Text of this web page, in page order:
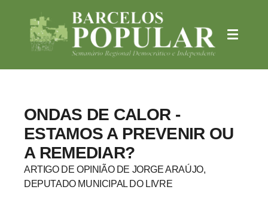
ONDAS DE CALOR -
ESTAMOS A PREVENIR OU
A REMEDIAR?
ARTIGO DE OPINIÃO DE JORGE ARAÚJO,
DEPUTADO MUNICIPAL DO LIVRE